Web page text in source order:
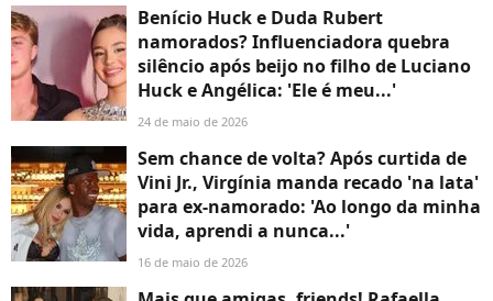
Benício Huck e Duda Rubert
namorados? Influenciadora quebra
silêncio após beijo no filho de Luciano
Huck e Angélica: 'Ele é meu...'
24 de maio de 2026
Sem chance de volta? Após curtida de
Vini Jr., Virgínia manda recado 'na lata'
para ex-namorado: 'Ao longo da minha
vida, aprendi a nunca...'
16 de maio de 2026